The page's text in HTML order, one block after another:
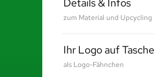
zum Material und Upcycling
Ihr Logo auf Tasche
als Logo-Fähnchen